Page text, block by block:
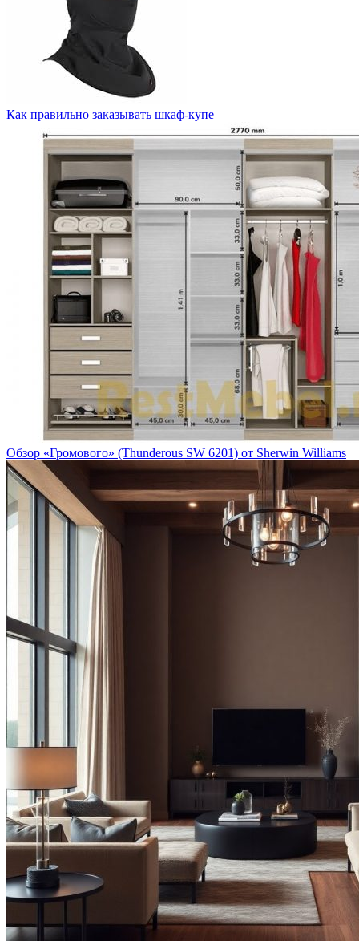
Как правильно заказывать шкаф-купе
Обзор «Громового» (Thunderous SW 6201) от Sherwin Williams